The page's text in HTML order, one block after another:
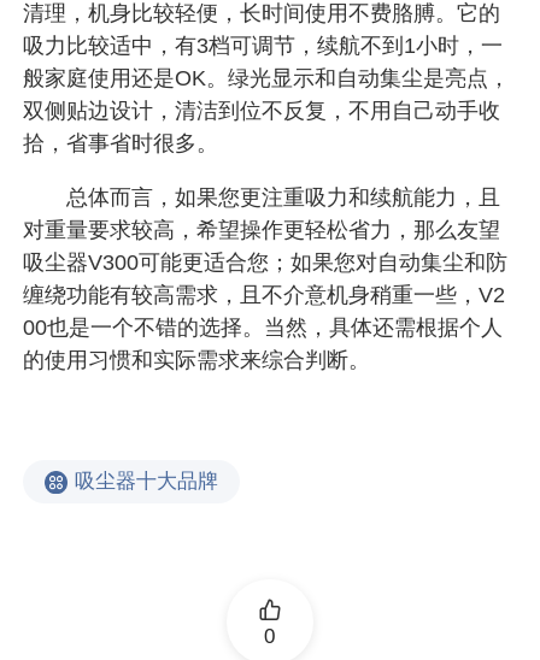
清理，机身比较轻便，长时间使用不费胳膊。它的
吸力比较适中，有3档可调节，续航不到1小时，一
般家庭使用还是OK。绿光显示和自动集尘是亮点，
双侧贴边设计，清洁到位不反复，不用自己动手收
拾，省事省时很多。
总体而言，如果您更注重吸力和续航能力，且
对重量要求较高，希望操作更轻松省力，那么友望
吸尘器V300可能更适合您；如果您对自动集尘和防
缠绕功能有较高需求，且不介意机身稍重一些，V2
00也是一个不错的选择。当然，具体还需根据个人
的使用习惯和实际需求来综合判断。
吸尘器十大品牌
0